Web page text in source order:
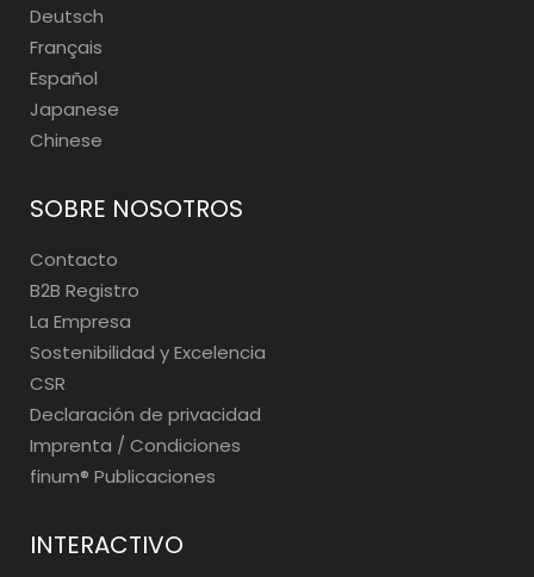
Deutsch
Français
Español
Japanese
Chinese
SOBRE NOSOTROS
Contacto
B2B Registro
La Empresa
Sostenibilidad y Excelencia
CSR
Declaración de privacidad
Imprenta / Condiciones
finum®️ Publicaciones
INTERACTIVO